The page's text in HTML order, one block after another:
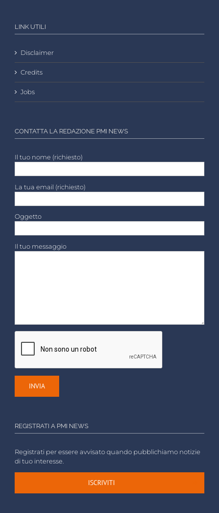
LINK UTILI
Disclaimer
Credits
Jobs
CONTATTA LA REDAZIONE PMI NEWS
Il tuo nome (richiesto)
La tua email (richiesto)
Oggetto
Il tuo messaggio
REGISTRATI A PMI NEWS
Registrati per essere avvisato quando pubblichiamo notizie
di tuo interesse.
ISCRIVITI